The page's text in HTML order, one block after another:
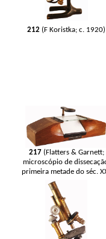
212 (F Koristka; c. 1920)
217 (Flatters & Garnett;
microscópio de
primeira metade do séc.